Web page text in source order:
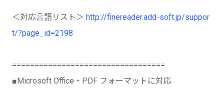
＜対応言語リスト＞ http://finereader.add-soft.jp/suppor
t/?page_id=2198
==================================
■Microsoft Office・PDF フォーマットに対応